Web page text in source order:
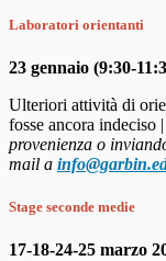
Laboratori orientanti
23 gennaio (9:30-
Ulteriori attività di
fosse ancora indeciso |
provenienza o
mail a
Stage seconde medie
17-18-24-25 marzo